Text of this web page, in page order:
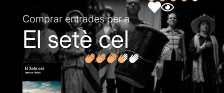
Comprar entrades per a
El setè cel